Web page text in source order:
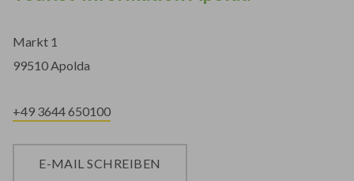
Markt 1
99510 Apolda
+49 3644 650100
E-MAIL SCHREIBEN